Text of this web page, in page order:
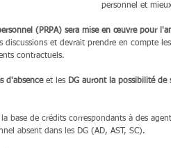
personnel et
(PRPA) sera mise en œuvre pour
et devrait prendre en compte
contractuels.
d'absence et les DG auront la possibilité de
base de crédits correspondants à des
absent dans les DG (AD, AST, SC).